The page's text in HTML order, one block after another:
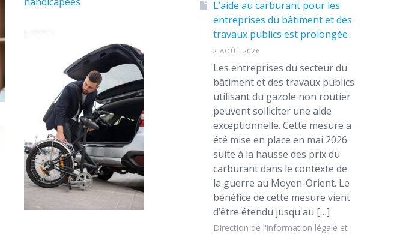
L’aide au carburant pour les
entreprises du bâtiment et des
travaux publics est prolongée
2 AOÛT 2026
Les entreprises du secteur du
bâtiment et des travaux publics
utilisant du gazole non routier
peuvent solliciter une aide
exceptionnelle. Cette mesure a
été mise en place en mai 2026
suite à la hausse des prix du
carburant dans le contexte de
la guerre au Moyen-Orient. Le
bénéfice de cette mesure vient
d’être étendu jusqu'au […]
Direction de l'information légale et